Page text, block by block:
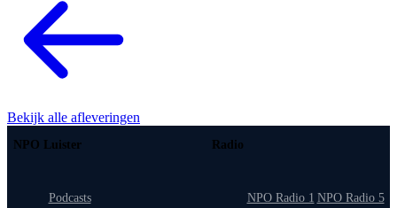
Bekijk alle afleveringen
NPO Luister
Podcasts
Radio
NPO Radio 1 NPO Radio 5